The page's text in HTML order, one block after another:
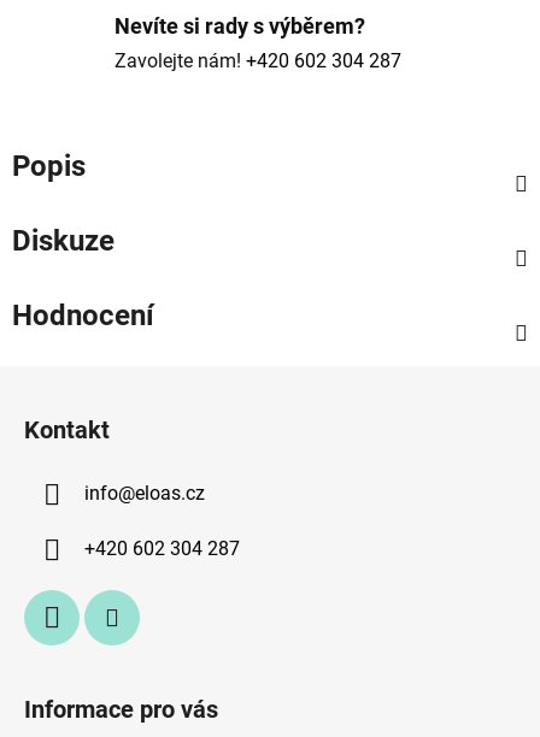
Nevíte si rady s výběrem?
Zavolejte nám! +420 602 304 287
Popis
Diskuze
Hodnocení
Kontakt
info@eloas.cz
+420 602 304 287
Informace pro vás